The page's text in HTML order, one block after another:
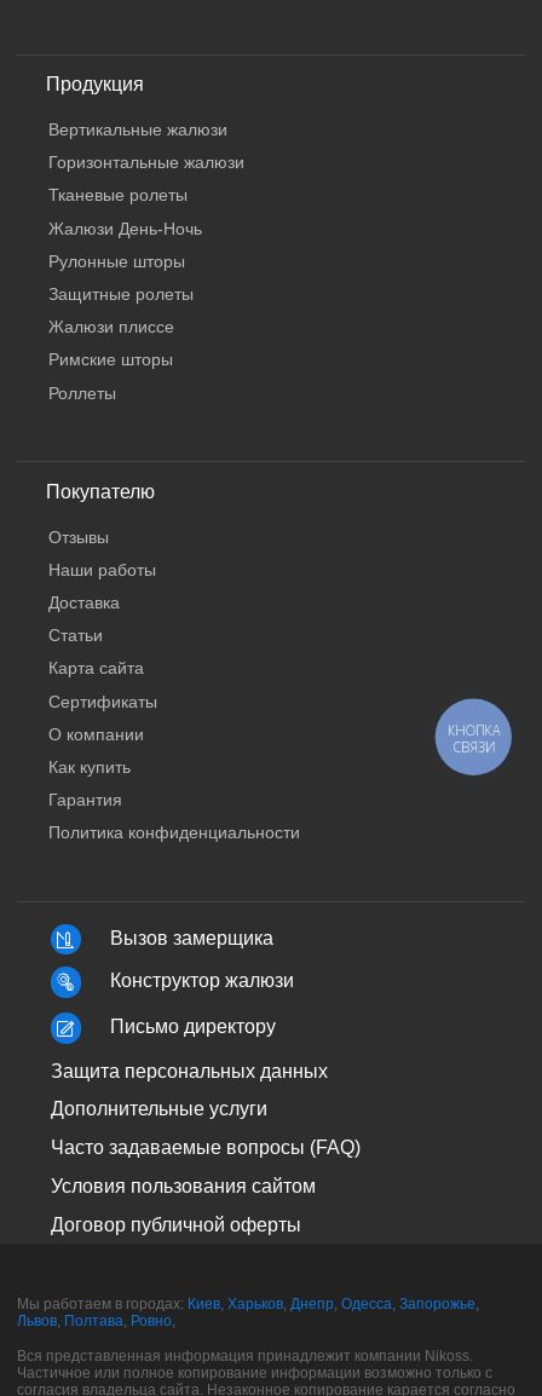
Продукция
Вертикальные жалюзи
Горизонтальные жалюзи
Тканевые ролеты
Жалюзи День-Ночь
Рулонные шторы
Защитные ролеты
Жалюзи плиссе
Римские шторы
Роллеты
Покупателю
Отзывы
Наши работы
Доставка
Статьи
Карта сайта
Сертификаты
О компании
Как купить
Гарантия
Политика конфиденциальности
Вызов замерщика
Конструктор жалюзи
Письмо директору
Защита персональных данных
Дополнительные услуги
Часто задаваемые вопросы (FAQ)
Условия пользования сайтом
Договор публичной оферты
Мы работаем в городах: Киев,Харьков,Днепр,Одесса,Запорожье,
Львов, Полтава, Ровно,
Вся представленная информация принадлежит компании Nikoss.
Частичное или полное копирование информации возможно только с
согласия владельца сайта. Незаконное копирование карается согласно
КНОПКА
СВЯЗИ